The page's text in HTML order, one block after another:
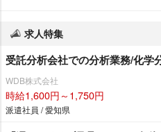
求人特集
受託分析会社での分析業務/化学
WDB株式会社
時給1,600円～1,750円
派遣社員 / 愛知県